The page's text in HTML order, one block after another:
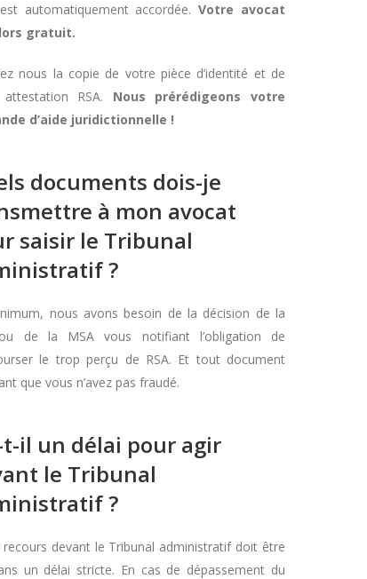
automatiquement accordée.Votre avocat
gratuit.
nous la copie de votre pièce d’identité et de
RSA. Nous prérédigeons votre
d’aide juridictionnelle !
documents dois-je
à mon avocat
saisir le Tribunal
?
nous avons besoin de la décision de la
de la MSA vous notifiant l’obligation de
le trop perçu de RSA. Et tout document
que vous n’avez pas fraudé.
t-il un délai pour agir
le Tribunal
?
recours devant le Tribunal administratif doit être
un délai stricte. En cas de dépassement du